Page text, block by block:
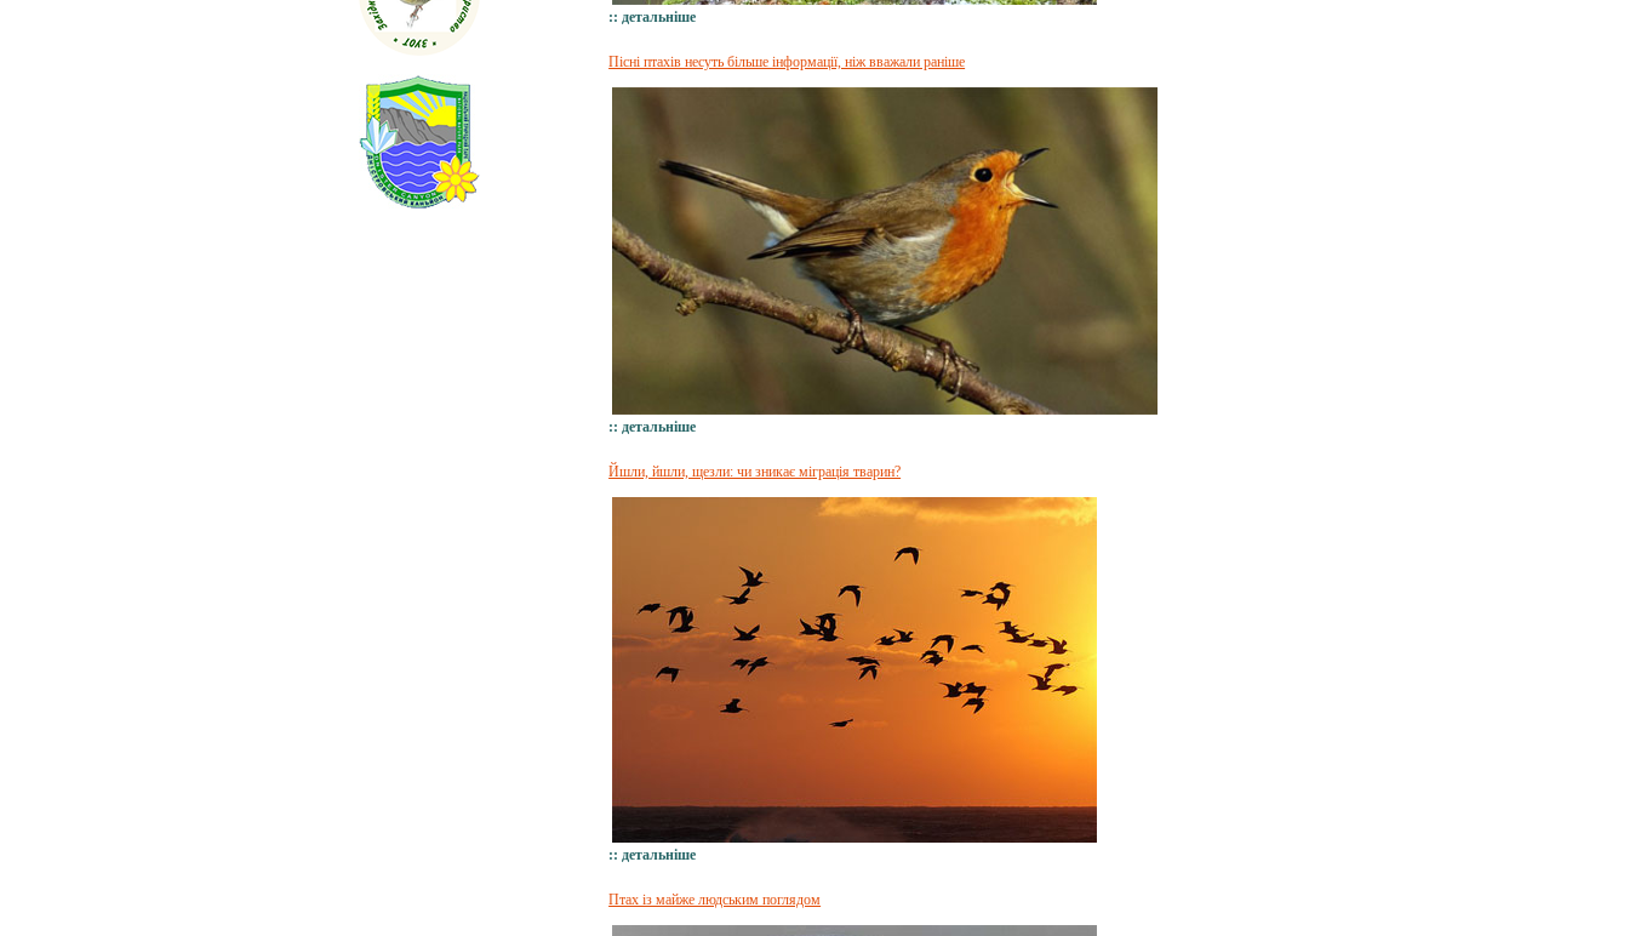
:: детальніше
Пісні птахів несуть більше інформації, ніж вважали раніше
:: детальніше
Йшли, йшли, щезли: чи зникає міграція тварин?
:: детальніше
Птах із майже людським поглядом